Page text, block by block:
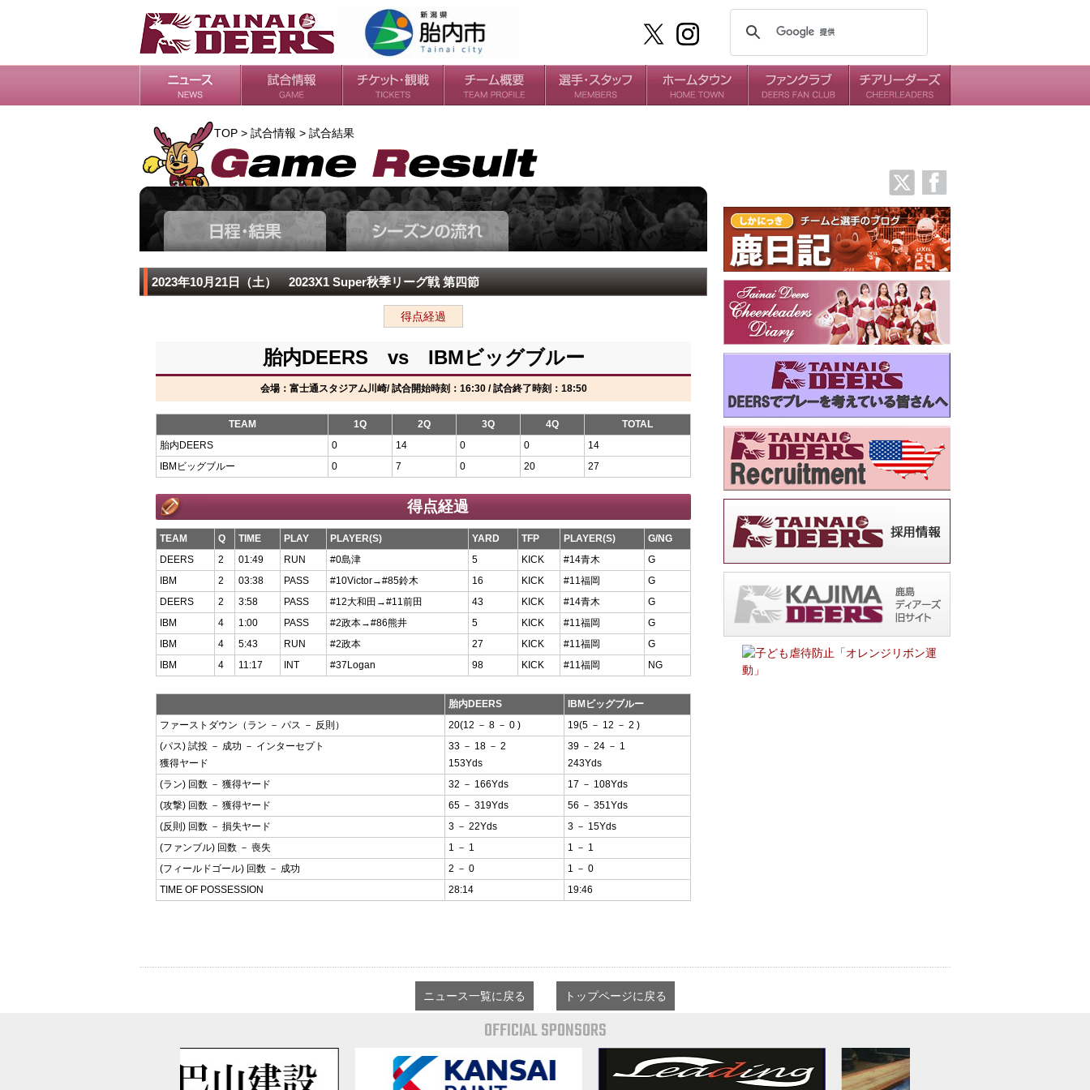
日程・結果
シーズンの流れ チケット
会場・アクセス
ルールガイド
TOP > 試合情報 > 試合結果
2023年10月21日（土） 2023X1 Super秋季リーグ戦 第四節
得点経過
胎内DEERS vs IBMビッグブルー
会場：富士通スタジアム川崎/ 試合開始時刻：16:30 / 試合終了時刻：18:50
TEAM 1Q 2Q 3Q 4Q
TOTAL
胎内DEERS
0 14 0 0
14
IBMビッグブルー
0 7 0 20 27
得点経過
TEAM Q TIME PLAY PLAYER(S) YARD TFP PLAYER(S)
G/NG
DEERS
2 01:49 RUN #0島津 5 KICK #14青木
G
IBM
2 03:38 PASS #10Victor→#85鈴木 16 KICK #11福岡
G
DEERS
2 3:58 PASS #12大和田→#11前田 43 KICK #14青木
G
IBM
4 1:00 PASS #2政本→#86熊井 5 KICK #11福岡
G
IBM
4 5:43 RUN #2政本 27 KICK #11福岡
G
IBM
4 11:17 INT #37Logan 98 KICK #11福岡 NG
胎内DEERS
IBMビッグブルー
ファーストダウン（ラン － パス － 反則）
20(12 － 8 － 0 )
19(5 － 12 － 2 )
(パス) 試投 － 成功 － インターセプト
獲得ヤード
33 － 18 － 2
153Yds
39 － 24 － 1
243Yds
(ラン) 回数 － 獲得ヤード
32 － 166Yds
17 － 108Yds
(攻撃) 回数 － 獲得ヤード
65 － 319Yds
56 － 351Yds
(反則) 回数 － 損失ヤード
3 － 22Yds
3 － 15Yds
(ファンブル) 回数 － 喪失
1 － 1
1 － 1
(フィールドゴール) 回数 － 成功
2 － 0
1 － 0
TIME OF POSSESSION
28:14 19:46
ニュース一覧に戻る トップページに戻る
OFFICIAL SPONSORS